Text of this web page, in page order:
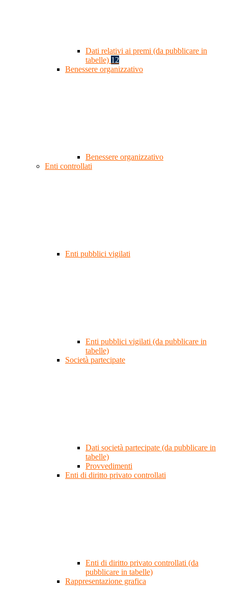
Dati relativi ai premi (da pubblicare in
tabelle) 12
Benessere organizzativo
Benessere organizzativo
Enti controllati
Enti pubblici vigilati
Enti pubblici vigilati (da pubblicare in
tabelle)
Società partecipate
Dati società partecipate (da pubblicare in
tabelle)
Provvedimenti
Enti di diritto privato controllati
Enti di diritto privato controllati (da
pubblicare in tabelle)
Rappresentazione grafica